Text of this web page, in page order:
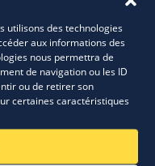
utilisons des technologies
aux informations des
nous permettra de
de navigation ou les ID
ou de retirer son
certaines caractéristiques